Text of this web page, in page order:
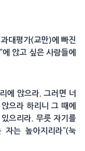
대평가(교만)에 빠진
앉고 싶은 사람들에
에 앉으라. 그러면 너
으라 하리니 그 때에
으리라. 무릇 자기를
는 높아지리라”(눅